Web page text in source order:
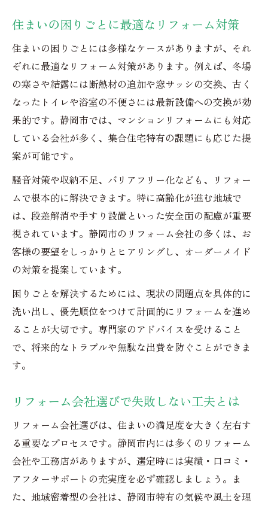
住まいの困りごとに最適なリフォーム対策
住まいの困りごとには多様なケースがありますが、それ
ぞれに最適なリフォーム対策があります。例えば、冬場
の寒さや結露には断熱材の追加や窓サッシの交換、古く
なったトイレや浴室の不便さには最新設備への交換が効
果的です。静岡市では、マンションリフォームにも対応
している会社が多く、集合住宅特有の課題にも応じた提
案が可能です。
騒音対策や収納不足、バリアフリー化なども、リフォー
ムで根本的に解決できます。特に高齢化が進む地域で
は、段差解消や手すり設置といった安全面の配慮が重要
視されています。静岡市のリフォーム会社の多くは、お
客様の要望をしっかりとヒアリングし、オーダーメイド
の対策を提案しています。
困りごとを解決するためには、現状の問題点を具体的に
洗い出し、優先順位をつけて計画的にリフォームを進め
ることが大切です。専門家のアドバイスを受けること
で、将来的なトラブルや無駄な出費を防ぐことができま
す。
リフォーム会社選びで失敗しない工夫とは
リフォーム会社選びは、住まいの満足度を大きく左右す
る重要なプロセスです。静岡市内には多くのリフォーム
会社や工務店がありますが、選定時には実績・口コミ・
アフターサポートの充実度を必ず確認しましょう。ま
た、地域密着型の会社は、静岡市特有の気候や風土を理